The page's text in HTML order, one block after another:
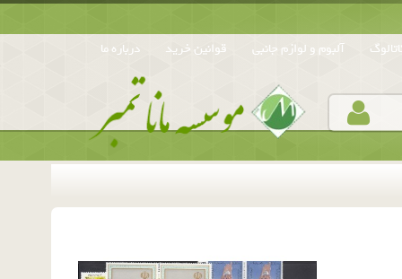
آلبوم و لوازم جانبی قوانین خرید درباره ما